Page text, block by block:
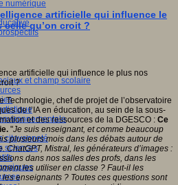
numérique
et champ scolaire
citoyenneté
sciences
artificielle qui influence le
celle qu’on croit ?
Technologie, chef de projet de l’observatoire
de l’IA en éducation, au sein de la sous-
et des ressources de la DGESCO : Ce
"Je suis enseignant, et comme beaucoup
plusieurs mois dans les débats autour de
ChatGPT, Mistral, les générateurs d’images :
dans nos salles des profs, dans les
les utiliser en classe ? Faut-il les
enseignants ? Toutes ces questions sont